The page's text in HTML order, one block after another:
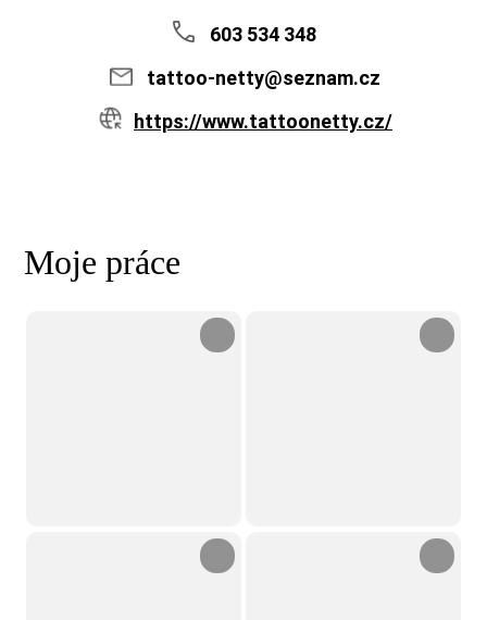
603 534 348
tattoo-netty@seznam.cz
https://www.tattoonetty.cz/
Moje práce